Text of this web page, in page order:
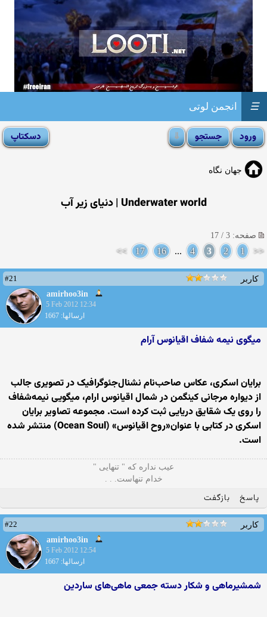
انجمن لوتی ☰
جهان نگاه
Underwater world | دنیای زیر آب
صفحه: 3 / 17
<<
1
2
3
4
...
16
17
>>
کاربر
#21
amirhoo3in
5 Feb 2012 12:34
ارسالها: 1667
میگوی نیمه‌ شفاف اقیانوس آرام
برایان اسکری، عکاس صاحب‌نام نشنال‌جئوگرافیک در تصویری جالب
از دیواره مرجانی کینگمن در شمال اقیانوس ارام، میگویی نیمه‌شفاف
را روی یک شقایق دریایی ثبت کرده است. مجموعه تصاویر برایان
اسکری در کتابی با عنوان«روح اقیانوس» (Ocean Soul) منتشر شده
است.
ﻋﻴﺐ ﻧﺪﺍره ﻛﻪ " ﺗﻨﻬﺎیی "
ﺧﺪاﻡ ﺗﻨﻬﺎﺳﺖ. . .
پاسخ بازگفت
کاربر
#22
amirhoo3in
5 Feb 2012 12:54
ارسالها: 1667
شمشیرماهی و شکار دسته‌ جمعی ماهی‌های ساردین